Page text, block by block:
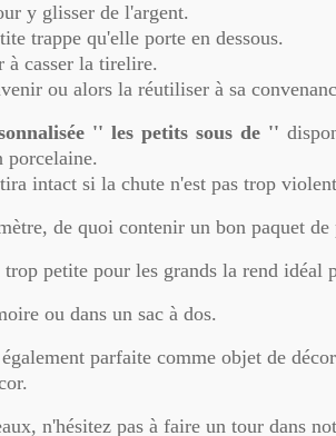
y glisser de l'argent.
trappe qu'elle porte en dessous.
à casser la tirelire.
ou alors la réutiliser à sa
'' les petits sous de ''
porcelaine.
intact si la chute n'est pas trop
de quoi contenir un bon paquet de
petite pour les grands la rend idéal
ou dans un sac à dos.
parfaite comme objet de
n'hésitez pas à faire un tour dans